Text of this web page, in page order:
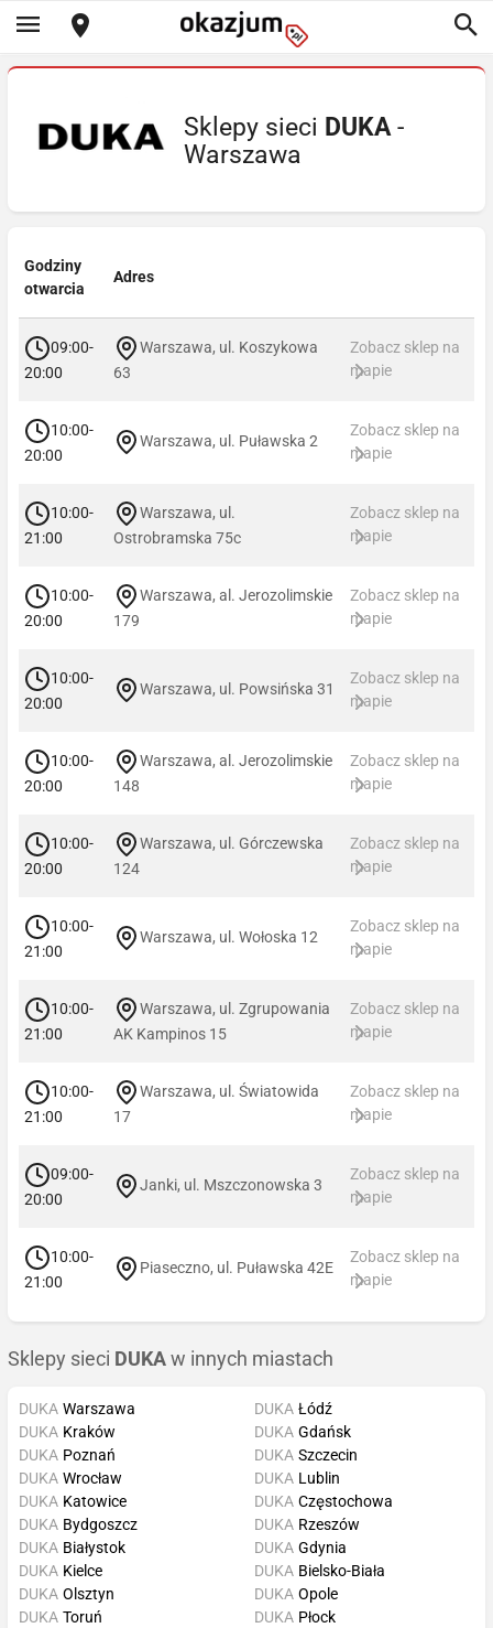
Sklepy sieci DUKA-
Warszawa
Godziny
otwarcia
Adres
09:00-
20:00
Warszawa, ul. Koszykowa
63
Zobacz sklep na
mapie
10:00-
20:00
Warszawa, ul. Puławska 2
Zobacz sklep na
mapie
10:00-
21:00
Warszawa, ul.
Ostrobramska 75c
Zobacz sklep na
mapie
10:00-
20:00
Warszawa, al. Jerozolimskie
179
Zobacz sklep na
mapie
10:00-
20:00
Warszawa, ul. Powsińska 31
Zobacz sklep na
mapie
10:00-
20:00
Warszawa, al. Jerozolimskie
148
Zobacz sklep na
mapie
10:00-
20:00
Warszawa, ul. Górczewska
124
Zobacz sklep na
mapie
10:00-
21:00
Warszawa, ul. Wołoska 12
Zobacz sklep na
mapie
10:00-
21:00
Warszawa, ul. Zgrupowania
AK Kampinos 15
Zobacz sklep na
mapie
10:00-
21:00
Warszawa, ul. Światowida
17
Zobacz sklep na
mapie
09:00-
20:00
Janki, ul. Mszczonowska 3
Zobacz sklep na
mapie
10:00-
21:00
Piaseczno, ul. Puławska 42E
Zobacz sklep na
mapie
Sklepy sieci DUKA w innych miastach
DUKA Warszawa
DUKA Kraków
DUKA Poznań
DUKA Wrocław
DUKA Łódź
DUKA Gdańsk
DUKA Szczecin
DUKA Lublin
DUKA Katowice
DUKA Bydgoszcz
DUKA Białystok
DUKA Kielce
DUKA Częstochowa
DUKA Rzeszów
DUKA Gdynia
DUKA Bielsko-Biała
DUKA Olsztyn
DUKA Toruń
DUKA Opole
DUKA Płock